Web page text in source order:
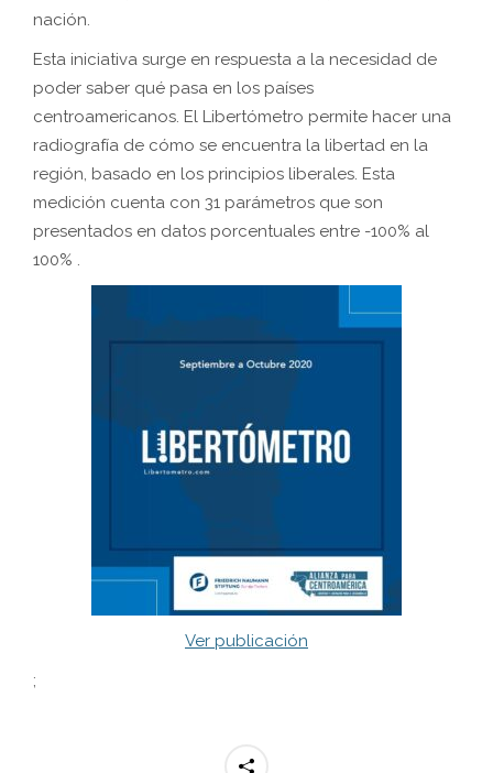
nación.
Esta iniciativa surge en respuesta a la necesidad de
poder saber qué pasa en los países
centroamericanos. El Libertómetro permite hacer una
radiografía de cómo se encuentra la libertad en la
región, basado en los principios liberales. Esta
medición cuenta con 31 parámetros que son
presentados en datos porcentuales entre -100% al
100% .
Ver publicación
;